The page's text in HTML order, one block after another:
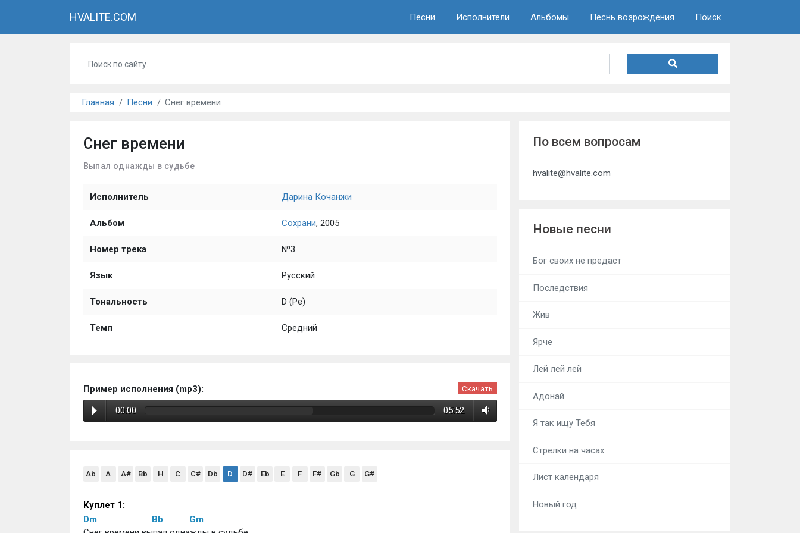
HVALITE.COM Песни Исполнители Альбомы Песнь возрождения Поиск
Главная Песни Снег времени
Снег времени
Выпал однажды в судьбе
Исполнитель Дарина Кочанжи
Альбом Сохрани, 2005
Номер трека №3
Язык Русский
Тональность D (Ре)
Темп Средний
Пример исполнения (mp3): Скачать
00:00 05:52
Ab A A# Bb H C C# Db D D# Eb E F F# Gb G G#
Куплет 1:
Dm
Bb
Gm
По всем вопросам
hvalite@hvalite.com
Новые песни
Бог своих не предаст
Последствия
Жив
Ярче
Лей лей лей
Адонай
Я так ищу Тебя
Стрелки на часах
Лист календаря
Новый год